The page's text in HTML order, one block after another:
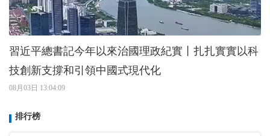
習近平總書記今年以來治國理政紀實丨扎扎實實以科
技創新支撐和引領中國式現代化
08月03日 13:04:09
排行榜